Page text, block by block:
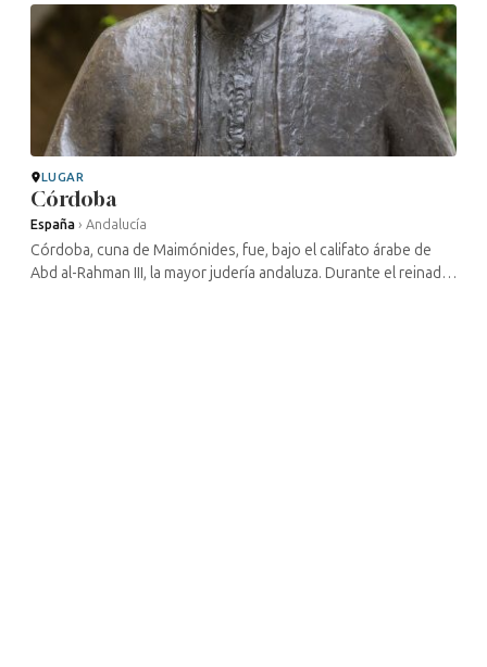
LUGAR
Córdoba
España › Andalucía
Córdoba, cuna de Maimónides, fue, bajo el califato árabe de
Abd al-Rahman III, la mayor judería andaluza. Durante el reinado